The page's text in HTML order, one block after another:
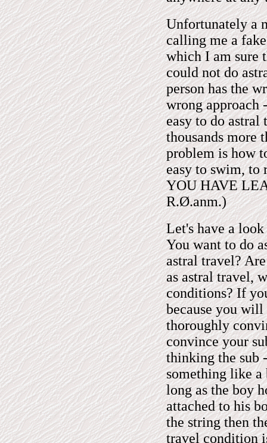
Unfortunately a
calling me a
which I am sure
could not do
person has the
wrong approach
easy to do astral
thousands more
problem is how
easy to swim, to
YOU HAVE
R.Ø.anm.)
Let's have a
You want to do
astral travel?
as astral travel,
conditions? If
because you will
thoroughly
convince your
thinking the sub
something like
long as the boy
attached to his
the string then
travel condition